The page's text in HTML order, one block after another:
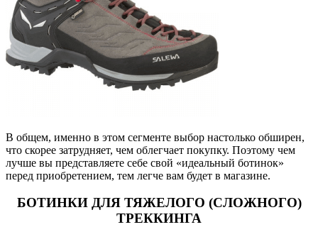
В общем, именно в этом сегменте выбор настолько обширен,
что скорее затрудняет, чем облегчает покупку. Поэтому чем
лучше вы представляете себе свой «идеальный ботинок»
перед приобретением, тем легче вам будет в магазине.
БОТИНКИ ДЛЯ ТЯЖЕЛОГО (СЛОЖНОГО)
ТРЕККИНГА